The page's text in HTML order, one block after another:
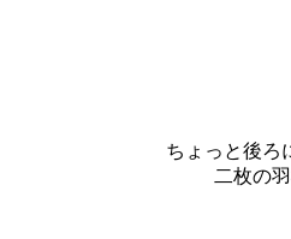
ちょっと後ろ
二枚の